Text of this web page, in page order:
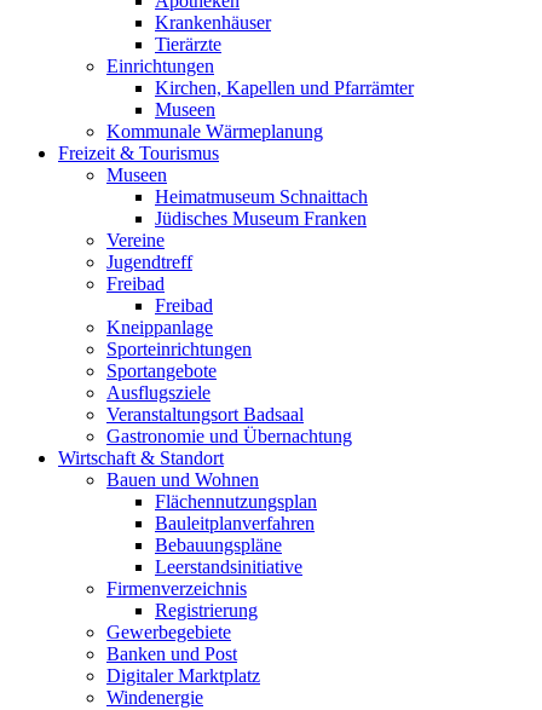
Krankenhäuser
Tierärzte
Einrichtungen
Kirchen, Kapellen und Pfarrämter
Museen
Kommunale Wärmeplanung
Freizeit & Tourismus
Museen
Heimatmuseum Schnaittach
Jüdisches Museum Franken
Vereine
Jugendtreff
Freibad
Freibad
Kneippanlage
Sporteinrichtungen
Sportangebote
Ausflugsziele
Veranstaltungsort Badsaal
Gastronomie und Übernachtung
Wirtschaft & Standort
Bauen und Wohnen
Flächennutzungsplan
Bauleitplanverfahren
Bebauungspläne
Leerstandsinitiative
Firmenverzeichnis
Registrierung
Gewerbegebiete
Banken und Post
Digitaler Marktplatz
Windenergie